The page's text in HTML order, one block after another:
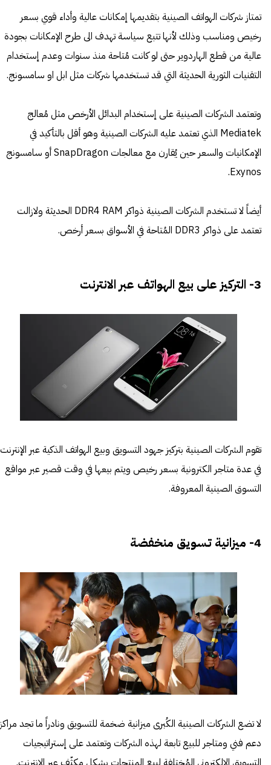
تمتاز شركات الهواتف الصينية بتقديمها إمكانات عالية وأداء قوي بسعر
رخيص ومناسب وذلك لأنها تتبع سياسة تهدف الى طرح الإمكانات بجودة
عالية من قطع الهاردوير حتى لو كانت مُتاحة منذ سنوات وعدم إستخدام
التقنيات الثورية الحديثة التي قد تستخدمها شركات مثل ابل او سامسونج.
وتعتمد الشركات الصينية على إستخدام البدائل الأرخص مثل مُعالج
Mediatek الذي تعتمد عليه الشركات الصينية وهو أقل بالتأكيد في
الإمكانيات والسعر حين يُقارن مع معالجات SnapDragon أو سامسونج
Exynos.
أيضاً لا تستخدم الشركات الصينية ذواكر DDR4 RAM الحديثة ولازالت
تعتمد على ذواكر DDR3 المُتاحة في الأسواق بسعر أرخص.
3- التركيز على بيع الهواتف عبر الانترنت
تقوم الشركات الصينية بتركيز جهود التسويق وبيع الهواتف الذكية عبر الإنترنت
في عدة متاجر الكترونية بسعر رخيص ويتم بيعها في وقت قصير عبر مواقع
التسوق الصينية المعروفة.
4- ميزانية تسويق منخفضة
لا تضع الشركات الصينية الكُبرى ميزانية ضخمة للتسويق ونادراً ما تجد مراكز
دعم فني ومتاجر للبيع تابعة لهذه الشركات وتعتمد على إستراتيجيات